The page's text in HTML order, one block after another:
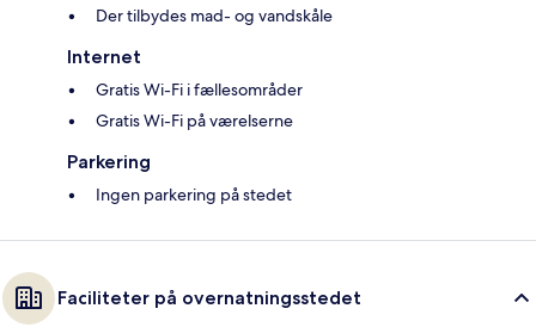
Der tilbydes mad- og vandskåle
Internet
Gratis Wi-Fi i fællesområder
Gratis Wi-Fi på værelserne
Parkering
Ingen parkering på stedet
Faciliteter på overnatningsstedet